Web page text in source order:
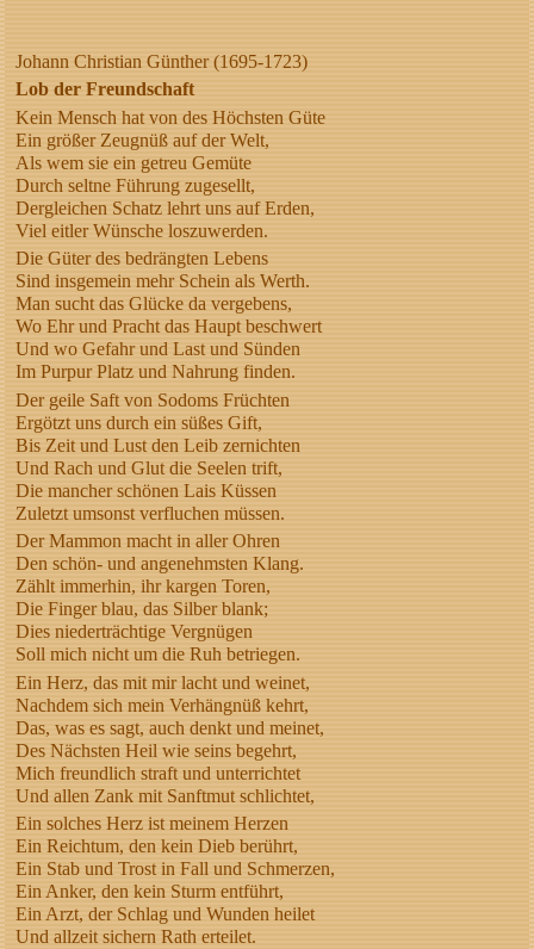
Johann Christian Günther (1695-1723)
Lob der Freundschaft
Kein Mensch hat von des Höchsten Güte
Ein größer Zeugnüß auf der Welt,
Als wem sie ein getreu Gemüte
Durch seltne Führung zugesellt,
Dergleichen Schatz lehrt uns auf Erden,
Viel eitler Wünsche loszuwerden.
Die Güter des bedrängten Lebens
Sind insgemein mehr Schein als Werth.
Man sucht das Glücke da vergebens,
Wo Ehr und Pracht das Haupt beschwert
Und wo Gefahr und Last und Sünden
Im Purpur Platz und Nahrung finden.
Der geile Saft von Sodoms Früchten
Ergötzt uns durch ein süßes Gift,
Bis Zeit und Lust den Leib zernichten
Und Rach und Glut die Seelen trift,
Die mancher schönen Lais Küssen
Zuletzt umsonst verfluchen müssen.
Der Mammon macht in aller Ohren
Den schön- und angenehmsten Klang.
Zählt immerhin, ihr kargen Toren,
Die Finger blau, das Silber blank;
Dies niederträchtige Vergnügen
Soll mich nicht um die Ruh betriegen.
Ein Herz, das mit mir lacht und weinet,
Nachdem sich mein Verhängnüß kehrt,
Das, was es sagt, auch denkt und meinet,
Des Nächsten Heil wie seins begehrt,
Mich freundlich straft und unterrichtet
Und allen Zank mit Sanftmut schlichtet,
Ein solches Herz ist meinem Herzen
Ein Reichtum, den kein Dieb berührt,
Ein Stab und Trost in Fall und Schmerzen,
Ein Anker, den kein Sturm entführt,
Ein Arzt, der Schlag und Wunden heilet
Und allzeit sichern Rath erteilet.